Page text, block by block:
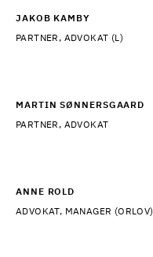
JAKOB KAMBY
PARTNER, ADVOKAT (L)
MARTIN SØNNERSGAARD
PARTNER, ADVOKAT
ANNE ROLD
ADVOKAT, MANAGER (ORLOV)